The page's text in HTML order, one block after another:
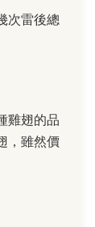
次雷後總
雞翅的品
，雖然價